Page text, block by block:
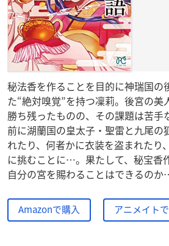
秘法香を作ることを目的に神瑞国の
た“絶対嗅覚”を持つ凜莉。後宮の美
勝ち残ったものの、その課題は苦手
前に湖蘭国の皇太子・聖雷と九尾の
れたり、何者かに衣装を盗まれたり
に挑むことに…。果たして、秘宝香
自分の宮を賜わることはできるの
Amazonで購入 アニメイト